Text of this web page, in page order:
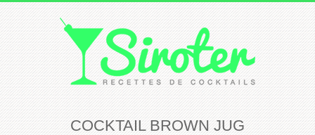
COCKTAIL BROWN JUG